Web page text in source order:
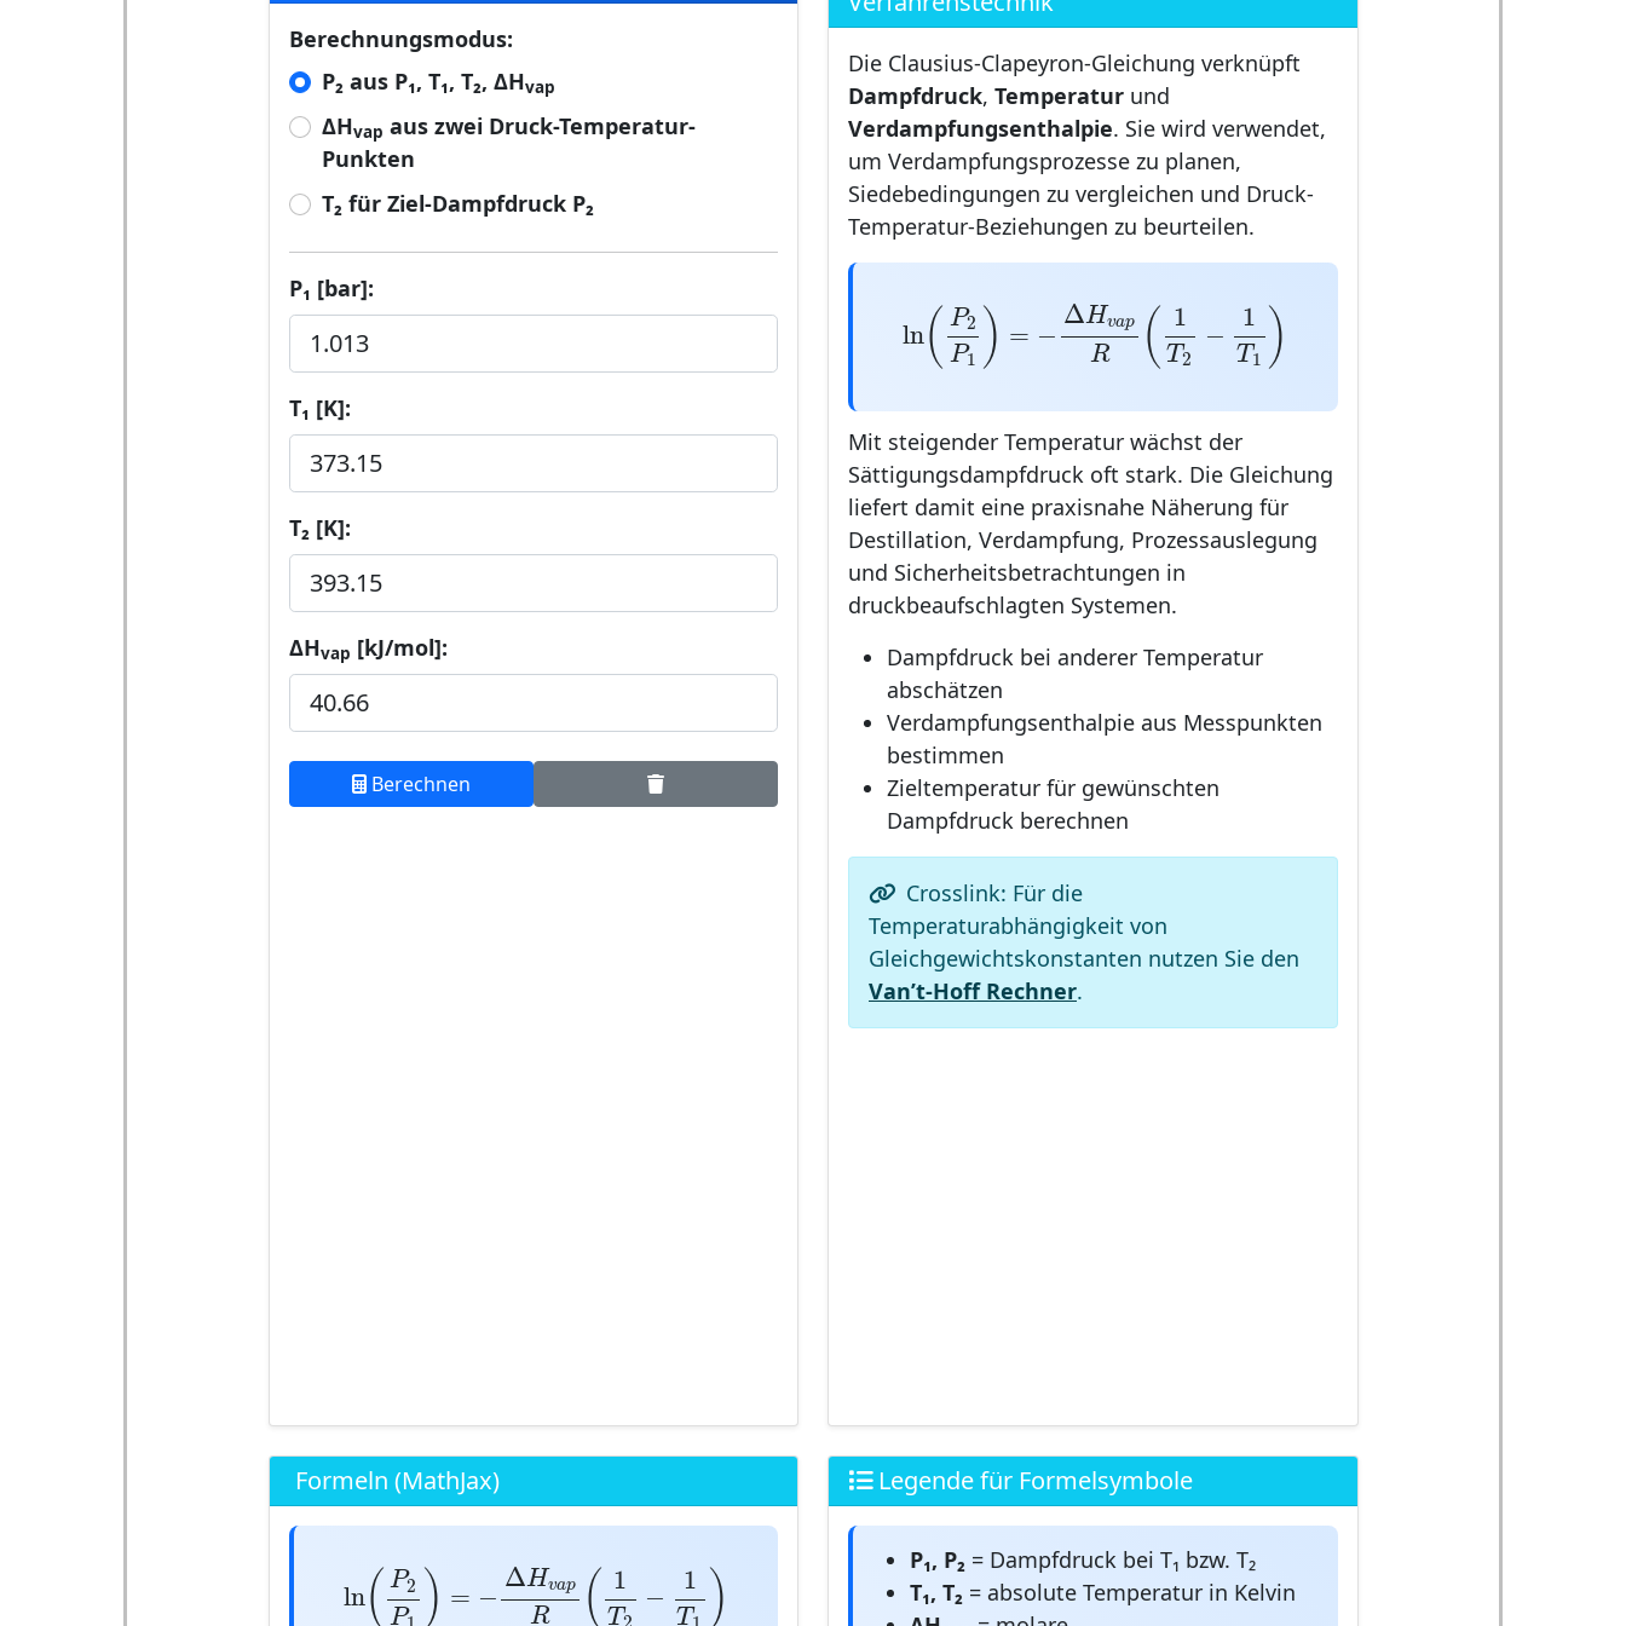
Berechnungsmodus:
P₂ aus P₁, T₁, T₂, ΔHvap
ΔHvap aus zwei Druck-Temperatur-
Punkten
T₂ für Ziel-Dampfdruck P₂
P₁ [bar]:
T₁ [K]:
T₂ [K]:
ΔHvap [kJ/mol]:
Berechnen
Die Clausius-Clapeyron-Gleichung verknüpft
Dampfdruck, Temperatur und
Verdampfungsenthalpie. Sie wird verwendet,
um Verdampfungsprozesse zu planen,
Siedebedingungen zu vergleichen und Druck-
Temperatur-Beziehungen zu beurteilen.
ln( P2
P1 ) = −
ΔHvap
R ( 1
T2
−
1
T 1 )
ln P2 P H va (1 T T1 )
Mit steigender Temperatur wächst der
Sättigungsdampfdruck oft stark. Die Gleichung
liefert damit eine praxisnahe Näherung für
Destillation, Verdampfung, Prozessauslegung
und Sicherheitsbetrachtungen in
druckbeaufschlagten Systemen.
Dampfdruck bei anderer Temperatur
abschätzen
Verdampfungsenthalpie aus Messpunkten
bestimmen
Zieltemperatur für gewünschten
Dampfdruck berechnen
Crosslink: Für die
Temperaturabhängigkeit von
Gleichgewichtskonstanten nutzen Sie den
Van’t-Hoff Rechner.
Formeln (MathJax)
ln( P2
P ) = −
ΔHvap
R ( 1
T
−
1
T )
ln P2 P H va (1 T T1
Legende für Formelsymbole
P₁, P₂ = Dampfdruck bei T₁ bzw. T₂
T₁, T₂ = absolute Temperatur in Kelvin